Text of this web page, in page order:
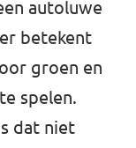
Zuid
autoluwe
betekent
groen en
spelen.
dat niet